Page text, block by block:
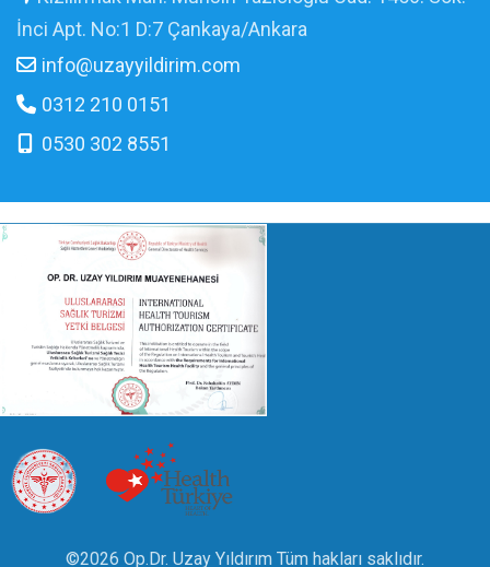
İnci Apt. No:1 D:7 Çankaya/Ankara
info@uzayyildirim.com
0312 210 0151
0530 302 8551
©2026 Op.Dr. Uzay Yıldırım Tüm hakları saklıdır.